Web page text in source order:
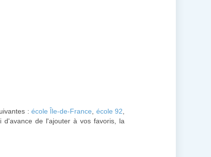
:école Île-de-France école 92
d'avance de l'ajouter à vos favoris, la